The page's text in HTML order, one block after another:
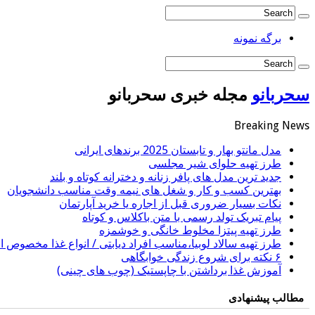
برگه نمونه
سحربانو مجله خبری سحربانو
Breaking News
مدل مانتو بهار و تابستان 2025 برندهای ایرانی
طرز تهیه حلوای شیر مجلسی
جدید ترین مدل های پافر زنانه و دخترانه کوتاه و بلند
بهترین کسب و کار و شغل های نیمه وقت مناسب دانشجویان
نکات بسیار ضروری قبل از اجاره یا خرید آپارتمان
پیام تبریک تولد رسمی با متن باکلاس و کوتاه
طرز تهیه پیتزا مخلوط خانگی و خوشمزه
طرز تهیه سالاد لوبیا،مناسب افراد دیابتی / انواع غذا مخصوص
۶ نکته برای شروع زندگی خوابگاهی
آموزش غذا برداشتن با چاپستیک (چوب های چینی)
مطالب پیشنهادی